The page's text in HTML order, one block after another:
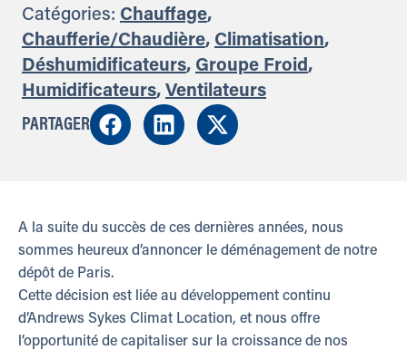
Catégories: Chauffage,
Chaufferie/Chaudière, Climatisation,
Déshumidificateurs, Groupe Froid,
Humidificateurs, Ventilateurs
PARTAGER
A la suite du succès de ces dernières années, nous
sommes heureux d’annoncer le déménagement de notre
dépôt de Paris.
Cette décision est liée au développement continu
d’Andrews Sykes Climat Location, et nous offre
l’opportunité de capitaliser sur la croissance de nos